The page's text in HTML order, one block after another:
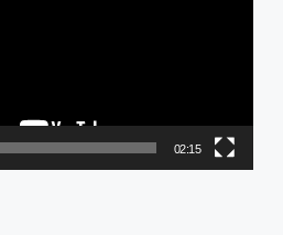
02:15